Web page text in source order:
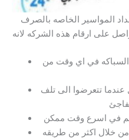
المواسير الخاصه بالصرف
على ارقام هذه الشركه لانه
في اي وقت من
عندما تتعرضوا الى تلف
خلال اكثر من طريقه